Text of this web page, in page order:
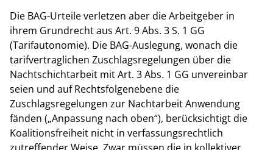
Die BAG-Urteile verletzen aber die Arbeitgeber in
ihrem Grundrecht aus Art. 9 Abs. 3 S. 1 GG
(Tarifautonomie). Die BAG-Auslegung, wonach die
tarifvertraglichen Zuschlagsregelungen über die
Nachtschichtarbeit mit Art. 3 Abs. 1 GG unvereinbar
seien und auf Rechtsfolgenebene die
Zuschlagsregelungen zur Nachtarbeit Anwendung
fänden („Anpassung nach oben“), berücksichtigt die
Koalitionsfreiheit nicht in verfassungsrechtlich